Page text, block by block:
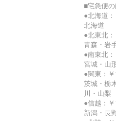
■宅急便
●北海道
北海道
●北東北
青森・岩
●南東北
宮城・山
●関東：
茨城・栃
川・山梨
●信越：
新潟・長